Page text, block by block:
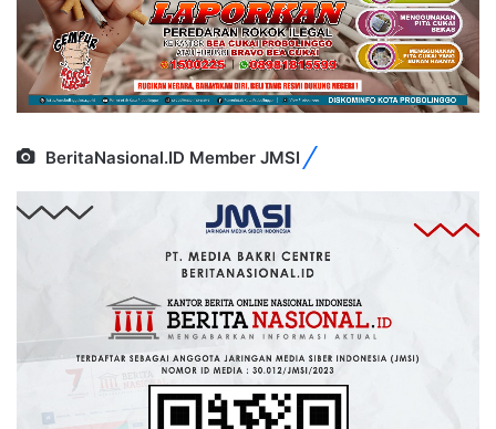
BeritaNasional.ID Member JMSI